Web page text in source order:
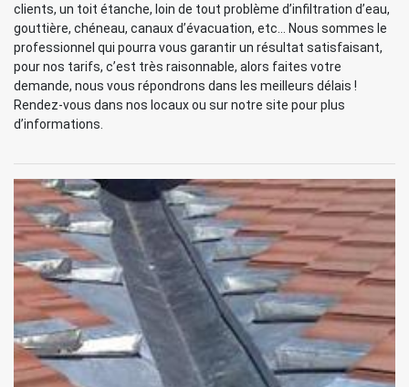
clients, un toit étanche, loin de tout problème d’infiltration d’eau,
gouttière, chéneau, canaux d’évacuation, etc… Nous sommes le
professionnel qui pourra vous garantir un résultat satisfaisant,
pour nos tarifs, c’est très raisonnable, alors faites votre
demande, nous vous répondrons dans les meilleurs délais !
Rendez-vous dans nos locaux ou sur notre site pour plus
d’informations.